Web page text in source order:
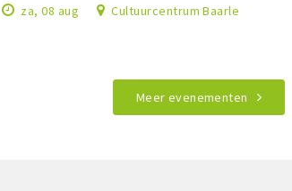
za, 08 aug Cultuurcentrum Baarle
Meer evenementen